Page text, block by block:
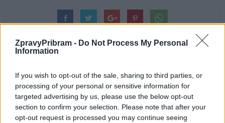
ZpravyPribram - Do Not Process My Personal
Information
If you wish to opt-out of the sale, sharing to third parties, or
processing of your personal or sensitive information for
targeted advertising by us, please use the below opt-out
section to confirm your selection. Please note that after your
opt-out request is processed you may continue seeing
Předchozí článek
Dětství mezi odpadky
Následující článek
Letošní listopad byl na
příbramských silnicích lepší než
ten loňský